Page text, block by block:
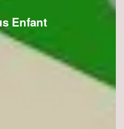
Enfant